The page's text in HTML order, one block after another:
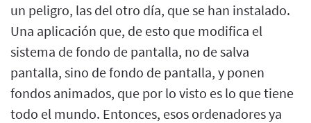
un peligro, las del otro día, que se han instalado.
Una aplicación que, de esto que modifica el
sistema de fondo de pantalla, no de salva
pantalla, sino de fondo de pantalla, y ponen
fondos animados, que por lo visto es lo que tiene
todo el mundo. Entonces, esos ordenadores ya